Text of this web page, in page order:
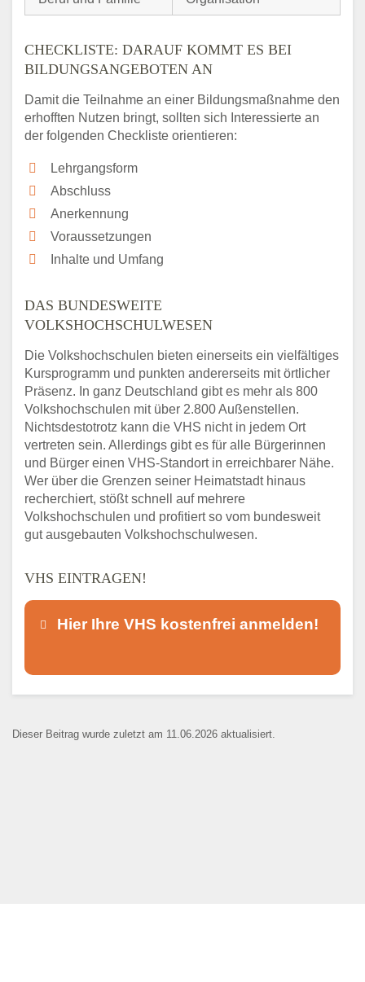
CHECKLISTE: DARAUF KOMMT ES BEI
BILDUNGSANGEBOTEN AN
Damit die Teilnahme an einer Bildungsmaßnahme den
erhofften Nutzen bringt, sollten sich Interessierte an
der folgenden Checkliste orientieren:
Lehrgangsform
Abschluss
Anerkennung
Voraussetzungen
Inhalte und Umfang
DAS BUNDESWEITE
VOLKSHOCHSCHULWESEN
Die Volkshochschulen bieten einerseits ein vielfältiges
Kursprogramm und punkten andererseits mit örtlicher
Präsenz. In ganz Deutschland gibt es mehr als 800
Volkshochschulen mit über 2.800 Außenstellen.
Nichtsdestotrotz kann die VHS nicht in jedem Ort
vertreten sein. Allerdings gibt es für alle Bürgerinnen
und Bürger einen VHS-Standort in erreichbarer Nähe.
Wer über die Grenzen seiner Heimatstadt hinaus
recherchiert, stößt schnell auf mehrere
Volkshochschulen und profitiert so vom bundesweit
gut ausgebauten Volkshochschulwesen.
VHS EINTRAGEN!
Hier Ihre VHS kostenfrei anmelden!
Kontaktaufnahme und ist nicht
Dieser Beitrag wurde zuletzt am 11.06.2026 aktualisiert.